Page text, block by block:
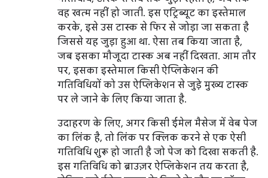
वह खत्म नहीं हो जाती. इस एट्रिब्यूट का इस्तेमाल
करके, इसे उस टास्क से फिर से जोड़ा जा सकता है
जिससे यह जुड़ा हुआ था. ऐसा तब किया जाता है,
जब इसका मौजूदा टास्क अब नहीं दिखता. आम तौर
पर, इसका इस्तेमाल किसी ऐप्लिकेशन की
गतिविधियों को उस ऐप्लिकेशन से जुड़े मुख्य टास्क
पर ले जाने के लिए किया जाता है.
उदाहरण के लिए, अगर किसी ईमेल मैसेज में वेब पेज
का लिंक है, तो लिंक पर क्लिक करने से एक ऐसी
गतिविधि शुरू हो जाती है जो पेज को दिखा सकती है.
इस गतिविधि को ब्राउज़र ऐप्लिकेशन तय करता है,